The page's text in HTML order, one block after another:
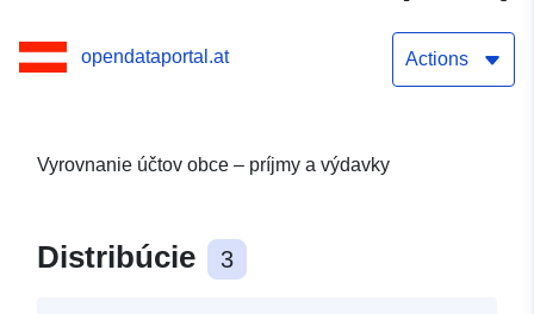
opendataportal.at Actions
Vyrovnanie účtov obce – príjmy a výdavky
Distribúcie 3